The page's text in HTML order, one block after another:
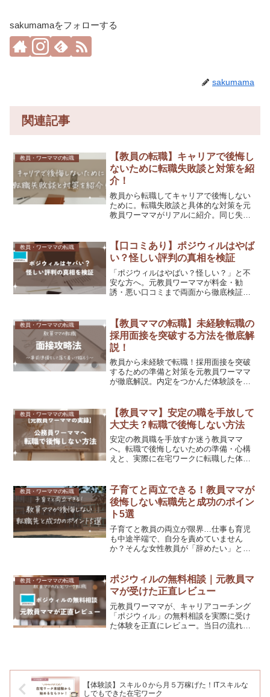
sakumamaをフォローする
sakumama
関連記事
教員・ワーママの転職
【教員の転職】キャリアで後悔し
ないために転職失敗談と対策を紹
介！
教員から転職してキャリアで後悔しない
ために。転職失敗談と具体的な対策を元
教員ワーママがリアルに紹介。同じ失敗
教員・ワーママの転職
【口コミあり】ポジウィルはやば
い？怪しい評判の真相を検証
「ポジウィルはやばい？怪しい？」と不
安な方へ。元教員ワーママが料金・勧
誘・悪い口コミまで両面から徹底検証。
説します。
教員・ワーママの転職
【教員ママの転職】未経験転職の
採用面接を突破する方法を徹底解
説！
教員から未経験で転職！採用面接を突破
するための準備と対策を元教員ワーママ
が徹底解説。内定をつかんだ体験談をも
教員・ワーママの転職
【教員ママ】安定の職を手放して
大丈夫？転職で後悔しない方法
安定の教員職を手放すか迷う教員ママ
へ。転職で後悔しないための準備・心構
えと、実際に在宅ワークに転職した体験
教員・ワーママの転職
子育てと両立できる！教員ママが
後悔しない転職先と成功のポイン
ト5選
子育てと教員の両立が限界…仕事も育児
も中途半端で、自分を責めていません
か？そんな女性教員が「辞めたい」と思
在宅ワークなど、家庭と両立しやすい働
き方の選択肢も紹介。教員から転職して
も活躍できる理由や、転職活動で気をつ
けたいポイントもまとめています。
教員・ワーママの転職
ポジウィルの無料相談｜元教員マ
マが受けた正直レビュー
元教員ワーママが、キャリアコーチング
「ポジウィル」の無料相談を実際に受け
た体験を正直にレビュー。当日の流れ・
【体験談】スキル０から月５万稼げた！ITスキルな
しでもできた在宅ワーク